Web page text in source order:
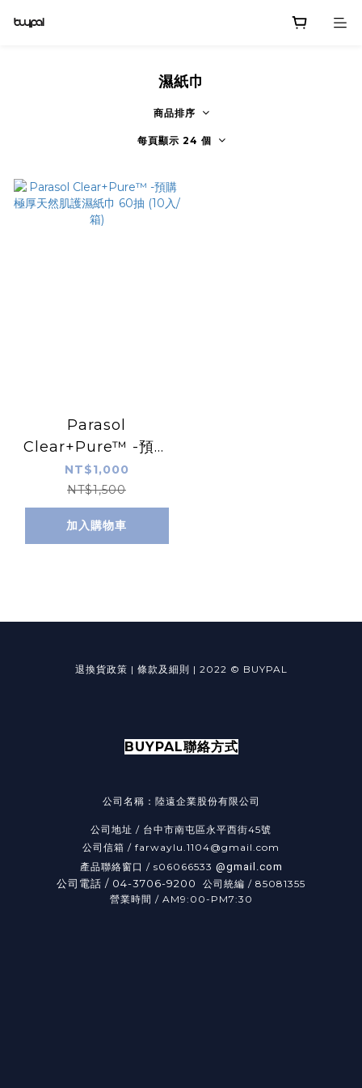
濕紙巾
商品排序
每頁顯示 24 個
Parasol
Clear+Pure™ -預購
極厚天然肌護濕紙巾
60抽 (10入/箱)
NT$1,000
NT$1,500
加入購物車
退換貨政策 | 條款及細則 | 2022 © BUYPAL
BUYPAL聯絡方式
公司名稱：陸遠企業股份有限公司
公司地址 / 台中市南屯區永平西街45號
公司信箱 / farwaylu.1104@gmail.com
產品聯絡窗口 / s06066533 @gmail.com
公司電話 / 04-3706-9200 公司統編 / 85081355
營業時間 / AM9:00-PM7:30